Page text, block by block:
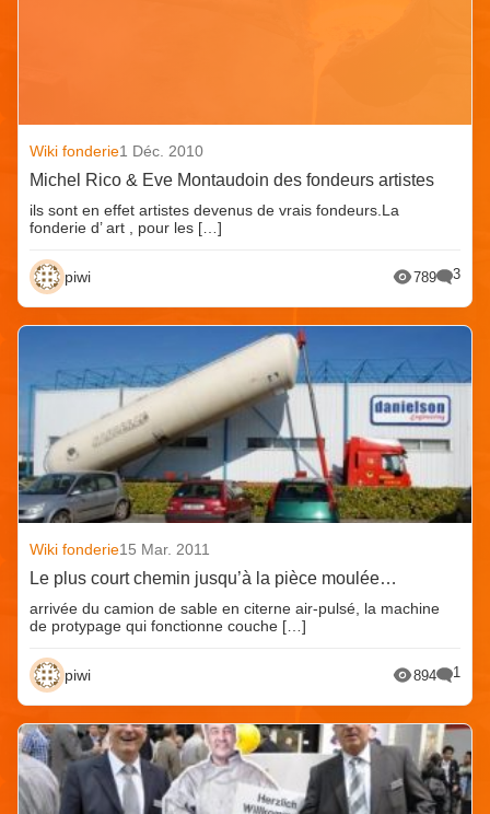
Wiki fonderie1 Déc. 2010
Michel Rico & Eve Montaudoin des fondeurs artistes
ils sont en effet artistes devenus de vrais fondeurs.La
fonderie d’ art , pour les […]
piwi 789 3
Wiki fonderie15 Mar. 2011
Le plus court chemin jusqu’à la pièce moulée…
arrivée du camion de sable en citerne air-pulsé, la machine
de protypage qui fonctionne couche […]
piwi 894 1